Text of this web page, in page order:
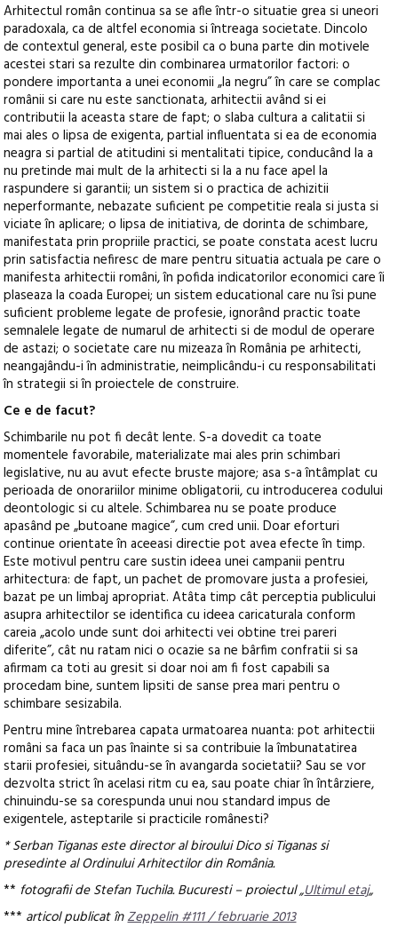
Arhitectul român continua sa se afle într-o situatie grea si uneori
paradoxala, ca de altfel economia si întreaga societate. Dincolo
de contextul general, este posibil ca o buna parte din motivele
acestei stari sa rezulte din combinarea urmatorilor factori: o
pondere importanta a unei economii „la negru” în care se complac
românii si care nu este sanctionata, arhitectii având si ei
contributii la aceasta stare de fapt; o slaba cultura a calitatii si
mai ales o lipsa de exigenta, partial influentata si ea de economia
neagra si partial de atitudini si mentalitati tipice, conducând la a
nu pretinde mai mult de la arhitecti si la a nu face apel la
raspundere si garantii; un sistem si o practica de achizitii
neperformante, nebazate suficient pe competitie reala si justa si
viciate în aplicare; o lipsa de initiativa, de dorinta de schimbare,
manifestata prin propriile practici, se poate constata acest lucru
prin satisfactia nefiresc de mare pentru situatia actuala pe care o
manifesta arhitectii români, în pofida indicatorilor economici care îi
plaseaza la coada Europei; un sistem educational care nu îsi pune
suficient probleme legate de profesie, ignorând practic toate
semnalele legate de numarul de arhitecti si de modul de operare
de astazi; o societate care nu mizeaza în România pe arhitecti,
neangajându-i în administratie, neimplicându-i cu responsabilitati
în strategii si în proiectele de construire.
Ce e de facut?
Schimbarile nu pot fi decât lente. S-a dovedit ca toate
momentele favorabile, materializate mai ales prin schimbari
legislative, nu au avut efecte bruste majore; asa s-a întâmplat cu
perioada de onorariilor minime obligatorii, cu introducerea codului
deontologic si cu altele. Schimbarea nu se poate produce
apasând pe „butoane magice”, cum cred unii. Doar eforturi
continue orientate în aceeasi directie pot avea efecte în timp.
Este motivul pentru care sustin ideea unei campanii pentru
arhitectura: de fapt, un pachet de promovare justa a profesiei,
bazat pe un limbaj apropriat. Atâta timp cât perceptia publicului
asupra arhitectilor se identifica cu ideea caricaturala conform
careia „acolo unde sunt doi arhitecti vei obtine trei pareri
diferite”, cât nu ratam nici o ocazie sa ne bârfim confratii si sa
afirmam ca toti au gresit si doar noi am fi fost capabili sa
procedam bine, suntem lipsiti de sanse prea mari pentru o
schimbare sesizabila.
Pentru mine întrebarea capata urmatoarea nuanta: pot arhitectii
români sa faca un pas înainte si sa contribuie la îmbunatatirea
starii profesiei, situându-se în avangarda societatii? Sau se vor
dezvolta strict în acelasi ritm cu ea, sau poate chiar în întârziere,
chinuindu-se sa corespunda unui nou standard impus de
exigentele, asteptarile si practicile românesti?
* Serban Tiganas este director al biroului Dico si Tiganas si
presedinte al Ordinului Arhitectilor din România.
** fotografii de Stefan Tuchila. Bucuresti – proiectul „Ultimul etaj„
*** articol publicat înZeppelin #111 / februarie 2013